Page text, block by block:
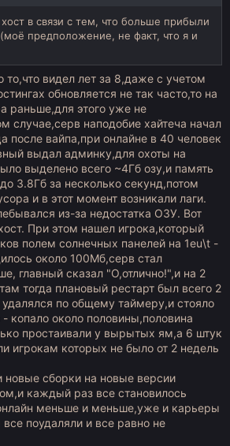
в связи с тем, что больше прибыли
предположение, не факт, что я и
то,что видел лет за 8,даже с учетом
обновляется не так часто,то на
раньше,для этого уже не
случае,серв наподобие хайтеча начал
после вайпа,при онлайне в 40 человек
выдал админку,для охоты на
выделено всего ~4Гб озу,и память
3.8Гб за несколько секунд,потом
и в этот момент возникали лаги.
из-за недостатка ОЗУ. Вот
При этом нашел игрока,который
полем солнечных панелей на 1eu\t -
около 100Мб,серв стал
главный сказал "О,отлично!",и на 2
тогда плановый рестарт был всего 2
удалялся по общему таймеру,и стояло
копало около половины,половина
простаивали у вырытых ям,а 6 штук
игрокам которых не было от 2 недель
сборки на новые версии
каждый раз все становилось
меньше и меньше,уже и карьеры
поудаляли и все равно не